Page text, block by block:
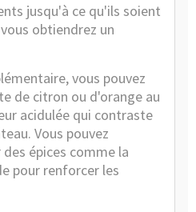
jusqu'à ce qu'ils soient
obtiendrez un
vous pouvez
de citron ou d'orange au
acidulée qui contraste
Vous pouvez
épices comme la
pour renforcer les